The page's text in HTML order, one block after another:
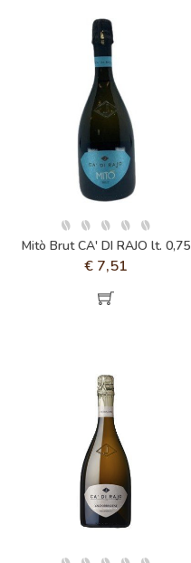
Mitò Brut CA' DI RAJO lt. 0,75
€ 7,51